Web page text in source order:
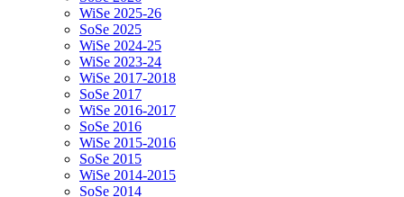
WiSe 2025-26
SoSe 2025
WiSe 2024-25
WiSe 2023-24
WiSe 2017-2018
SoSe 2017
WiSe 2016-2017
SoSe 2016
WiSe 2015-2016
SoSe 2015
WiSe 2014-2015
SoSe 2014